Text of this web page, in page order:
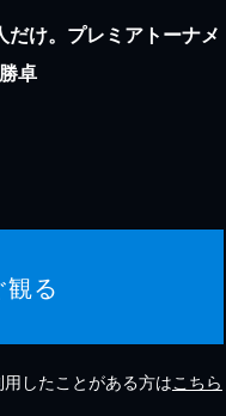
け。プレミアトーナメ
卓
る
したことがある方はこちら